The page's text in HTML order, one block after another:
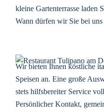
kleine Gartenterrasse laden
Wann dürfen wir Sie bei
Wir bieten Ihnen köstliche
Speisen an. Eine große
stets hilfsbereiter Service
Persönlicher Kontakt,